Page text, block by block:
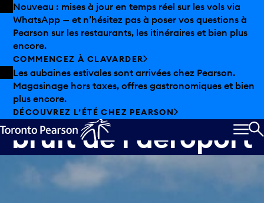
Skip to offers
Passer au contenu principal
Nouveau : mises à jour en temps réel sur les vols via
WhatsApp — et n’hésitez pas à poser vos questions à
Pearson sur les restaurants, les itinéraires et bien plus
encore.
COMMENCEZ À CLAVARDER
Les aubaines estivales sont arrivées chez Pearson.
Magasinage hors taxes, offres gastronomiques et bien
plus encore.
DÉCOUVREZ L’ÉTÉ CHEZ PEARSON
Comprendre le
bruit de l’aéroport